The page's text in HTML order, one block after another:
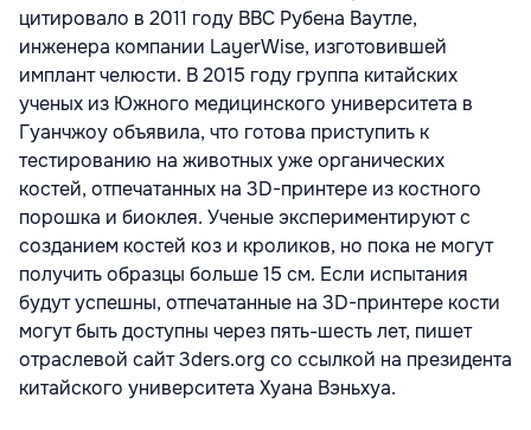
цитировало в 2011 году BBC Рубена Ваутле,
инженера компании LayerWise, изготовившей
имплант челюсти. В 2015 году группа китайских
ученых из Южного медицинского университета в
Гуанчжоу объявила, что готова приступить к
тестированию на животных уже органических
костей, отпечатанных на 3D-принтере из костного
порошка и биоклея. Ученые экспериментируют с
созданием костей коз и кроликов, но пока не могут
получить образцы больше 15 см. Если испытания
будут успешны, отпечатанные на 3D-принтере кости
могут быть доступны через пять-шесть лет, пишет
отраслевой сайт 3ders.org со ссылкой на президента
китайского университета Хуана Вэньхуа.